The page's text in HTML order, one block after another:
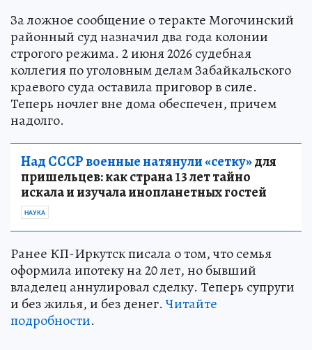
За ложное сообщение о теракте Могочинский
районный суд назначил два года колонии
строгого режима. 2 июня 2026 судебная
коллегия по уголовным делам Забайкальского
краевого суда оставила приговор в силе.
Теперь ночлег вне дома обеспечен, причем
надолго.
Над СССР военные натянули «сетку»для
пришельцев: как страна 13 лет тайно
искала и изучала инопланетных гостей
НАУКА
Ранее КП-Иркутск писала о том, что семья
оформила ипотеку на 20 лет, но бывший
владелец аннулировал сделку. Теперь супруги
и без жилья, и без денег.Читайте
подробности.